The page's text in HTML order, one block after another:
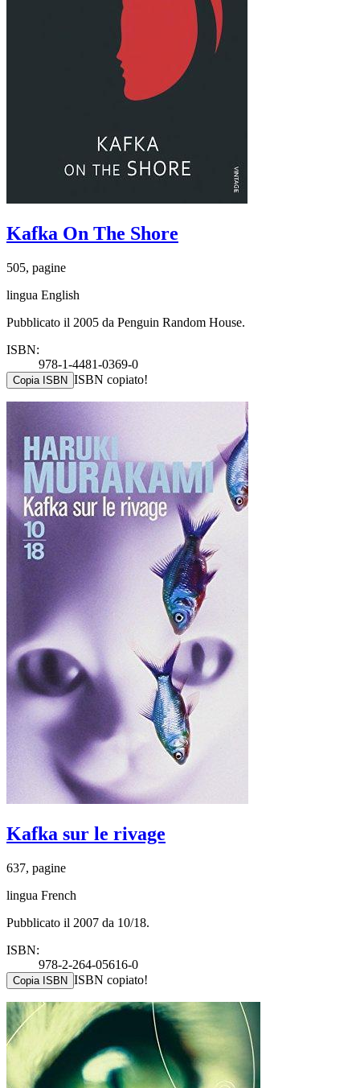
Kafka On The Shore
505, pagine
lingua English
Pubblicato il 2005 da Penguin Random House.
ISBN:
978-1-4481-0369-0
Copia ISBN ISBN copiato!
Kafka sur le rivage
637, pagine
lingua French
Pubblicato il 2007 da 10/18.
ISBN:
978-2-264-05616-0
Copia ISBN ISBN copiato!